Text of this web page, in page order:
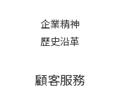
企業精神
歷史沿革
顧客服務